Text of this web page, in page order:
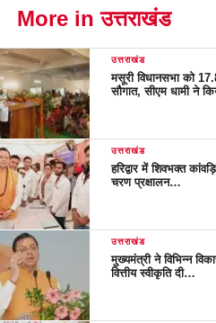
More in उत्तराखंड
उत्तराखंड
मसूरी विधानसभा को
सौगात, सीएम धामी ने
उत्तराखंड
हरिद्वार में शिवभक्त
चरण प्रक्षालन…
उत्तराखंड
मुख्यमंत्री ने विभिन्न
वित्तीय स्वीकृति दी…